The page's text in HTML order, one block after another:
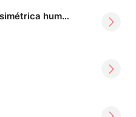
Serie de charla asimétrica humana N'2 : Arqueología2019